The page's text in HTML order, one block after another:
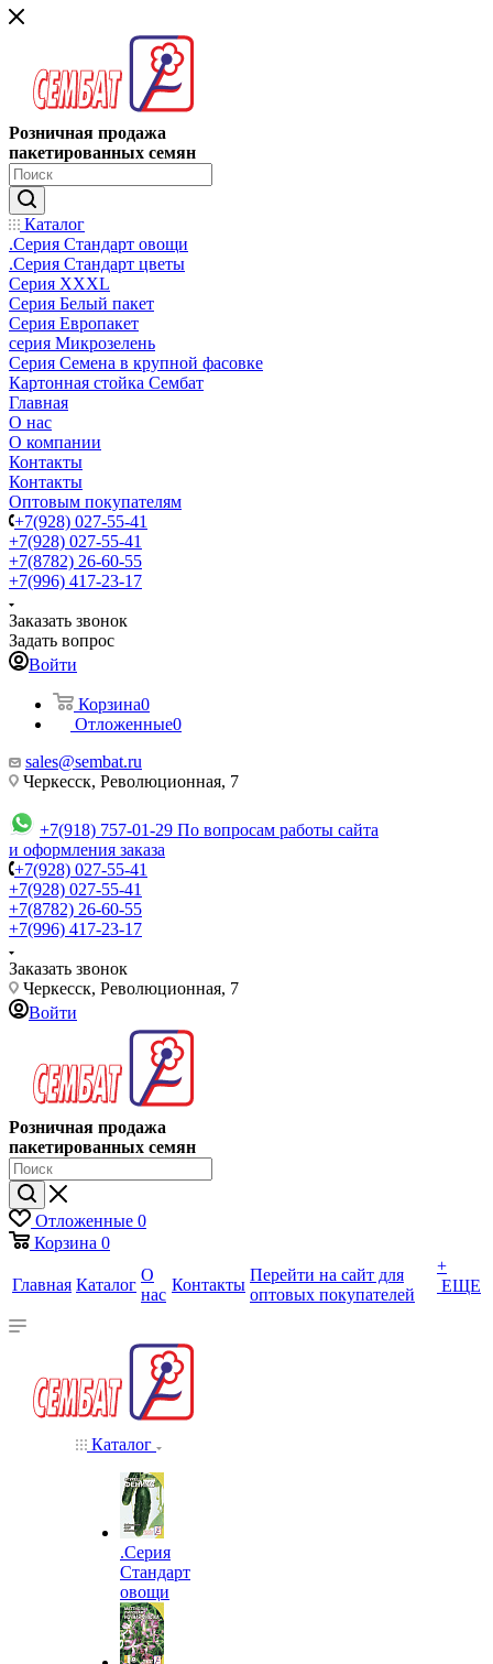
Розничная продажа
пакетированных семян
Каталог
.Серия Стандарт овощи
.Серия Стандарт цветы
Серия XXXL
Серия Белый пакет
Серия Европакет
серия Микрозелень
Серия Семена в крупной фасовке
Картонная стойка Сембат
Главная
О нас
О компании
Контакты
Контакты
Оптовым покупателям
+7(928) 027-55-41
+7(928) 027-55-41
+7(8782) 26-60-55
+7(996) 417-23-17
Заказать звонок
Задать вопрос
Войти
Корзина0
Отложенные0
sales@sembat.ru
Черкесск, Революционная, 7
+7(918) 757-01-29 По вопросам работы сайта
и оформления заказа
+7(928) 027-55-41
+7(928) 027-55-41
+7(8782) 26-60-55
+7(996) 417-23-17
Заказать звонок
Черкесск, Революционная, 7
Войти
Розничная продажа
пакетированных семян
Отложенные 0
Корзина 0
Главная Каталог
О
нас
Контакты
Перейти на сайт для
оптовых покупателей
+
ЕЩЕ
Каталог
.Серия
Стандарт
овощи